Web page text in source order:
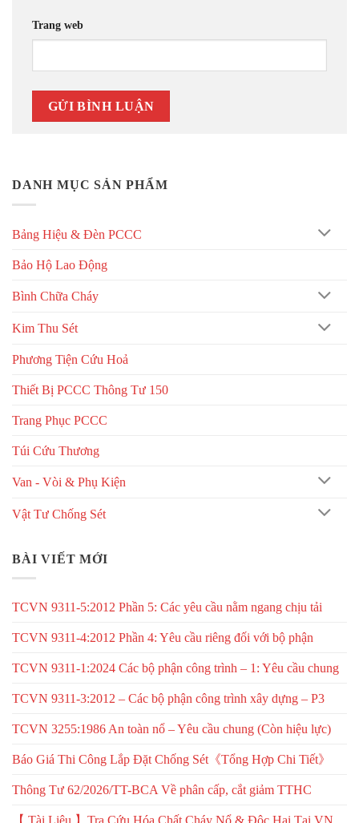
Trang web
DANH MỤC SẢN PHẨM
Bảng Hiệu & Đèn PCCC
Bảo Hộ Lao Động
Bình Chữa Cháy
Kim Thu Sét
Phương Tiện Cứu Hoả
Thiết Bị PCCC Thông Tư 150
Trang Phục PCCC
Túi Cứu Thương
Van - Vòi & Phụ Kiện
Vật Tư Chống Sét
BÀI VIẾT MỚI
TCVN 9311-5:2012 Phần 5: Các yêu cầu nằm ngang chịu tải
TCVN 9311-4:2012 Phần 4: Yêu cầu riêng đối với bộ phận
TCVN 9311-1:2024 Các bộ phận công trình – 1: Yêu cầu chung
TCVN 9311-3:2012 – Các bộ phận công trình xây dựng – P3
TCVN 3255:1986 An toàn nổ – Yêu cầu chung (Còn hiệu lực)
Báo Giá Thi Công Lắp Đặt Chống Sét《Tổng Hợp Chi Tiết》
Thông Tư 62/2026/TT-BCA Về phân cấp, cắt giảm TTHC